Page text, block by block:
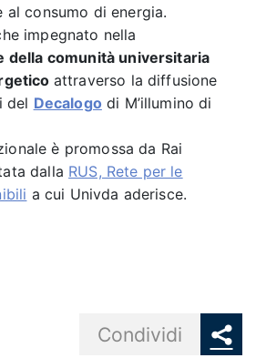
al consumo di energia.
impegnato nella
della comunità universitaria
attraverso la diffusione
del Decalogo di M’illumino di
è promossa da Rai
dalla RUS, Rete per le
a cui Univda aderisce.
Condividi